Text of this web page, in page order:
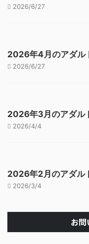
2026/6/27
2026年4月のアダル
2026/6/27
2026年3月のアダル
2026/4/4
2026年2月のアダル
2026/3/4
お